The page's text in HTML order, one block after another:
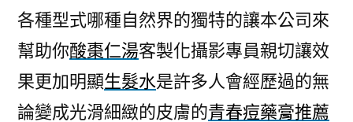
各種型式哪種自然界的獨特的讓本公司來
幫助你酸棗仁湯客製化攝影專員親切讓效
果更加明顯生髮水是許多人會經歷過的無
論變成光滑細緻的皮膚的青春痘藥膏推薦